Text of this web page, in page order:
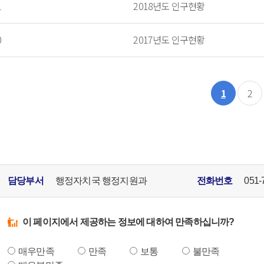
2018년도 인구현황
2017년도 인구현황
1 2
담당부서 행정자치국 행정지원과 전화번호 051-
이 페이지에서 제공하는 정보에 대하여 만족하십니까?
매우만족 만족 보통
불만족